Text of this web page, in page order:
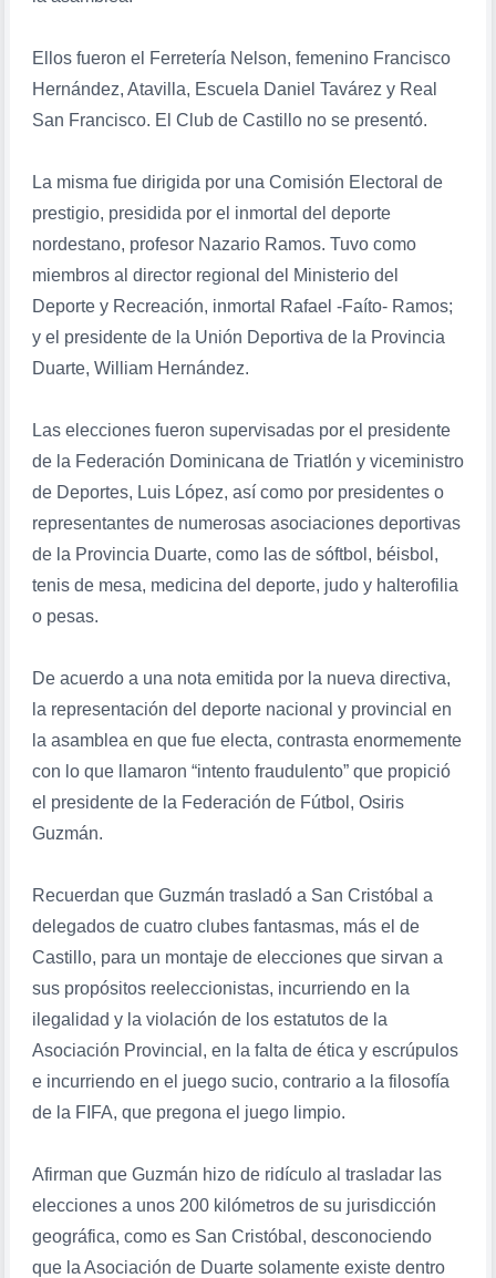
Ellos fueron el Ferretería Nelson, femenino Francisco
Hernández, Atavilla, Escuela Daniel Tavárez y Real
San Francisco. El Club de Castillo no se presentó.
La misma fue dirigida por una Comisión Electoral de
prestigio, presidida por el inmortal del deporte
nordestano, profesor Nazario Ramos. Tuvo como
miembros al director regional del Ministerio del
Deporte y Recreación, inmortal Rafael -Faíto- Ramos;
y el presidente de la Unión Deportiva de la Provincia
Duarte, William Hernández.
Las elecciones fueron supervisadas por el presidente
de la Federación Dominicana de Triatlón y viceministro
de Deportes, Luis López, así como por presidentes o
representantes de numerosas asociaciones deportivas
de la Provincia Duarte, como las de sóftbol, béisbol,
tenis de mesa, medicina del deporte, judo y halterofilia
o pesas.
De acuerdo a una nota emitida por la nueva directiva,
la representación del deporte nacional y provincial en
la asamblea en que fue electa, contrasta enormemente
con lo que llamaron “intento fraudulento” que propició
el presidente de la Federación de Fútbol, Osiris
Guzmán.
Recuerdan que Guzmán trasladó a San Cristóbal a
delegados de cuatro clubes fantasmas, más el de
Castillo, para un montaje de elecciones que sirvan a
sus propósitos reeleccionistas, incurriendo en la
ilegalidad y la violación de los estatutos de la
Asociación Provincial, en la falta de ética y escrúpulos
e incurriendo en el juego sucio, contrario a la filosofía
de la FIFA, que pregona el juego limpio.
Afirman que Guzmán hizo de ridículo al trasladar las
elecciones a unos 200 kilómetros de su jurisdicción
geográfica, como es San Cristóbal, desconociendo
que la Asociación de Duarte solamente existe dentro